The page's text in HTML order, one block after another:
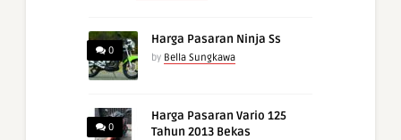
0
Harga Pasaran Ninja Ss
by Bella Sungkawa
0
Harga Pasaran Vario 125
Tahun 2013 Bekas